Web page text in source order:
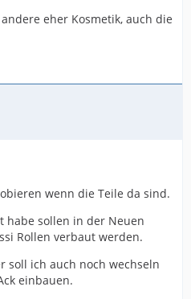
eher Kosmetik, auch die
wenn die Teile da sind.
habe sollen in der Neuen
Rollen verbaut werden.
soll ich auch noch wechseln
einbauen.